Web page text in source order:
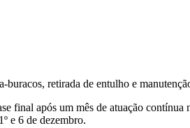
retirada de entulho e
final após um mês de atuação contínua
e 6 de dezembro.